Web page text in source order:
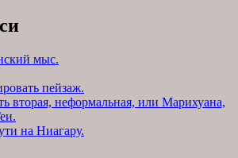
мыс.
пейзаж.
вторая, неформальная, или Марихуана,
на Ниагару.